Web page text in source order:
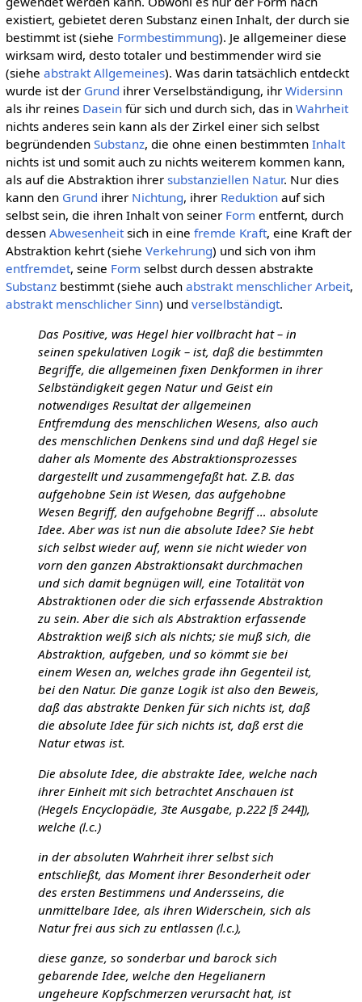
existiert, gebietet deren Substanz einen Inhalt, der durch sie
bestimmt ist (siehe Formbestimmung). Je allgemeiner diese
wirksam wird, desto totaler und bestimmender wird sie
(siehe abstrakt Allgemeines). Was darin tatsächlich entdeckt
wurde ist der Grund ihrer Verselbständigung, ihr Widersinn
als ihr reines Daseinfür sich und durch sich, das in Wahrheit
nichts anderes sein kann als der Zirkel einer sich selbst
begründenden Substanz, die ohne einen bestimmten Inhalt
nichts ist und somit auch zu nichts weiterem kommen kann,
als auf die Abstraktion ihrer substanziellen Natur. Nur dies
kann den Grund ihrer Nichtung, ihrer Reduktionauf sich
selbst sein, die ihren Inhalt von seiner Form entfernt, durch
dessen Abwesenheitsich in eine fremde Kraft, eine Kraft der
Abstraktion kehrt (siehe Verkehrung) und sich von ihm
entfremdet, seine Form selbst durch dessen abstrakte
Substanzbestimmt (siehe auch abstrakt menschlicher Arbeit,
abstrakt menschlicher Sinn) und verselbständigt.
Das Positive, was Hegel hier vollbracht hat – in
seinen spekulativen Logik – ist, daß die bestimmten
Begriffe, die allgemeinen fixen Denkformen in ihrer
Selbständigkeit gegen Natur und Geist ein
notwendiges Resultat der allgemeinen
Entfremdung des menschlichen Wesens, also auch
des menschlichen Denkens sind und daß Hegel sie
daher als Momente des Abstraktionsprozesses
dargestellt und zusammengefaßt hat. Z.B. das
aufgehobne Sein ist Wesen, das aufgehobne
Wesen Begriff, den aufgehobne Begriff … absolute
Idee. Aber was ist nun die absolute Idee? Sie hebt
sich selbst wieder auf, wenn sie nicht wieder von
vorn den ganzen Abstraktionsakt durchmachen
und sich damit begnügen will, eine Totalität von
Abstraktionen oder die sich erfassende Abstraktion
zu sein. Aber die sich als Abstraktion erfassende
Abstraktion weiß sich als nichts; sie muß sich, die
Abstraktion, aufgeben, und so kömmt sie bei
einem Wesen an, welches grade ihn Gegenteil ist,
bei den Natur. Die ganze Logik ist also den Beweis,
daß das abstrakte Denken für sich nichts ist, daß
die absolute Idee für sich nichts ist, daß erst die
Natur etwas ist.
Die absolute Idee, die abstrakte Idee, welche nach
ihrer Einheit mit sich betrachtet Anschauen ist
(Hegels Encyclopädie, 3te Ausgabe, p.222 [§ 244]),
welche (l.c.)
in der absoluten Wahrheit ihrer selbst sich
entschließt, das Moment ihrer Besonderheit oder
des ersten Bestimmens und Andersseins, die
unmittelbare Idee, als ihren Widerschein, sich als
Natur frei aus sich zu entlassen (l.c.),
diese ganze, so sonderbar und barock sich
gebarende Idee, welche den Hegelianern
ungeheure Kopfschmerzen verursacht hat, ist